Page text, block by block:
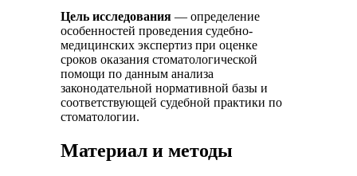
Цель исследования — определение
особенностей проведения судебно-
медицинских экспертиз при оценке
сроков оказания стоматологической
помощи по данным анализа
законодательной нормативной базы и
соответствующей судебной практики по
стоматологии.
Материал и методы